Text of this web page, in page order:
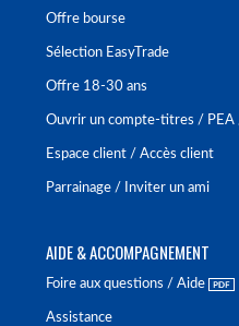
Offre bourse
Sélection EasyTrade
Offre 18-30 ans
Ouvrir un compte-titres / PEA
Espace client / Accès client
Parrainage / Inviter un ami
AIDE & ACCOMPAGNEMENT
Foire aux questions / Aide
Assistance